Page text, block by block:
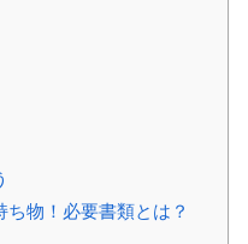
物！必要書類とは？